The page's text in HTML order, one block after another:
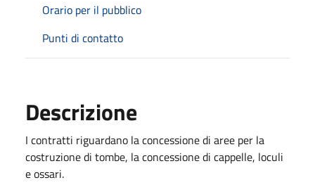
Orario per il pubblico
Punti di contatto
Descrizione
I contratti riguardano la concessione di aree per la
costruzione di tombe, la concessione di cappelle, loculi
e ossari.